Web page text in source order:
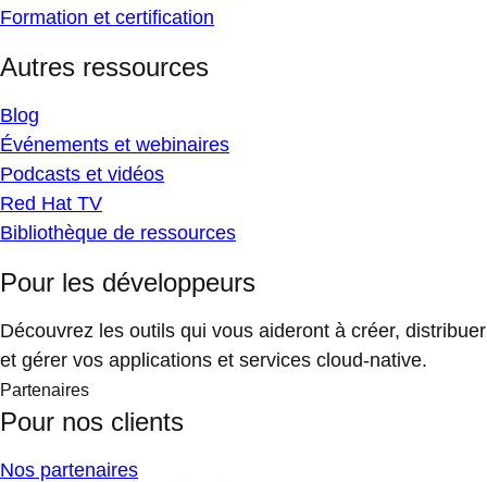
Formation et certification
Autres ressources
Blog
Événements et webinaires
Podcasts et vidéos
Red Hat TV
Bibliothèque de ressources
Pour les développeurs
Découvrez les outils qui vous aideront à créer, distribuer
et gérer vos applications et services cloud-native.
Partenaires
Pour nos clients
Nos partenaires